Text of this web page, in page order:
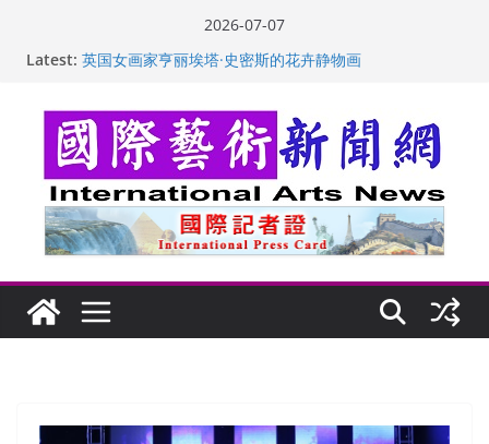
2026-07-07
Latest: “梵心”归处：一场展览 连着攀枝花的千里乡愁
美国人
玛丽安娜·卡拉切娃的绘画：幽默和难以言喻的快乐
苏方 ：“字”得其乐